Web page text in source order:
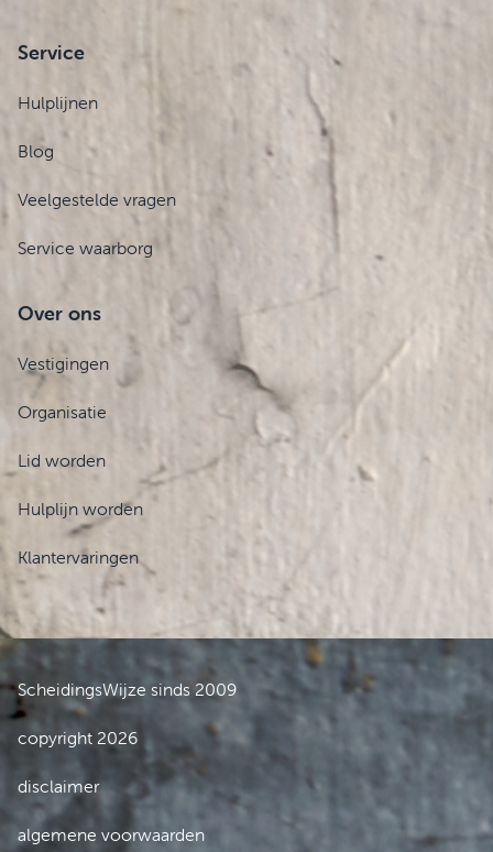
Service
Hulplijnen
Blog
Veelgestelde vragen
Service waarborg
Over ons
Vestigingen
Organisatie
Lid worden
Hulplijn worden
Klantervaringen
ScheidingsWijze sinds 2009
copyright 2026
disclaimer
algemene voorwaarden